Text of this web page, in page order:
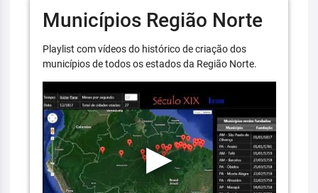
Municípios Região Norte
Playlist com vídeos do histórico de criação dos
municípios de todos os estados da Região Norte.